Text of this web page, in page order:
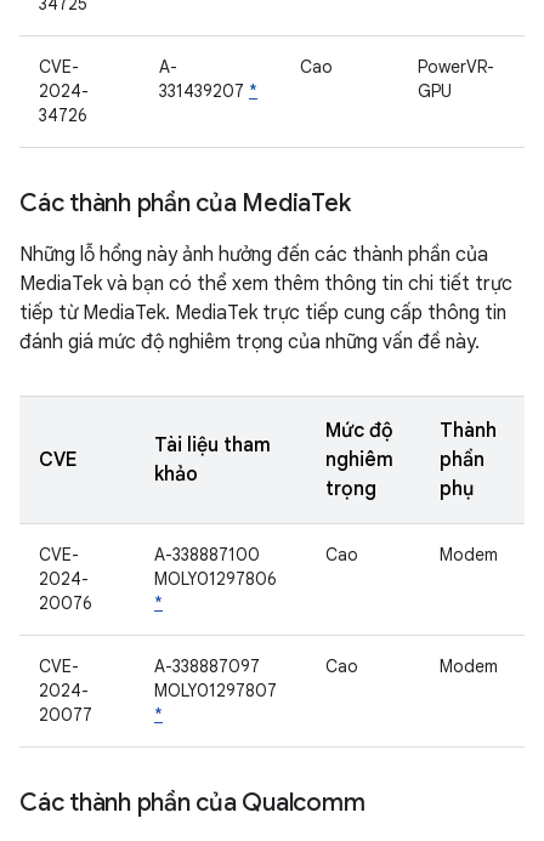
CVE-
2024-
34726
A-
331439207 *
Cao
PowerVR-
GPU
Các thành phần của MediaTek
Những lỗ hổng này ảnh hưởng đến các thành phần của
MediaTek và bạn có thể xem thêm thông tin chi tiết trực
tiếp từ MediaTek. MediaTek trực tiếp cung cấp thông tin
đánh giá mức độ nghiêm trọng của những vấn đề này.
CVE
Tài liệu tham
khảo
Mức độ
nghiêm
trọng
Thành
phần
phụ
CVE-
2024-
20076
A-338887100
MOLY01297806
*
Cao Modem
CVE-
2024-
20077
A-338887097
MOLY01297807
*
Cao Modem
Các thành phần của Qualcomm